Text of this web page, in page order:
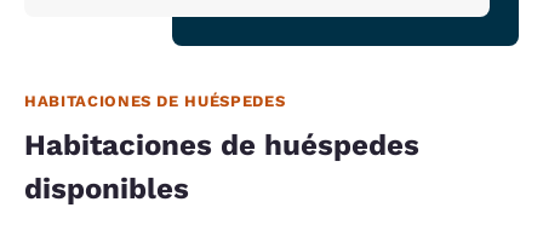
HABITACIONES DE HUÉSPEDES
Habitaciones de huéspedes
disponibles